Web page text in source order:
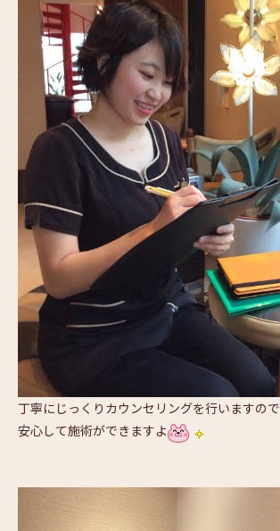
丁寧にじっくりカウンセリングを行いますので
安心して施術ができますよ